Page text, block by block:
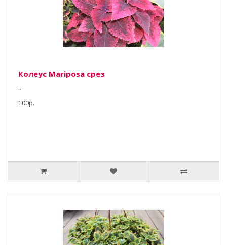
Колеус Mariposa срез
..
100р.